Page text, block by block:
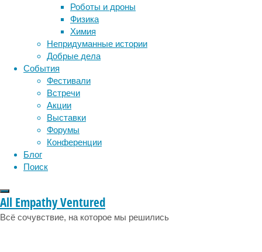
Роботы и дроны
Физика
Химия
Непридуманные истории
Добрые дела
События
Фестивали
Встречи
Акции
Выставки
Форумы
Конференции
Блог
Поиск
All Empathy Ventured
Всё сочувствие, на которое мы решились
Обычно
историю
острова
Пасхи
приводят
как
пример
неэффективного
хозяйствования
и
небрежного
—
своего
рода
лекарства медицина
мозг наука
нейробиология
нейрофизиология
поведение
сон социальные проблемы
физиология
эмоции